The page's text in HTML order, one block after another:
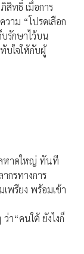
สิทธิ์ เมื่อการ
าม “โปรดเลือก
รักษาไว้บน
บใจให้กับผู้
หาดใหญ่ ทันที
กรทางการ
พรียง พร้อมเข้า
า“คนใต้ ยังไงก็